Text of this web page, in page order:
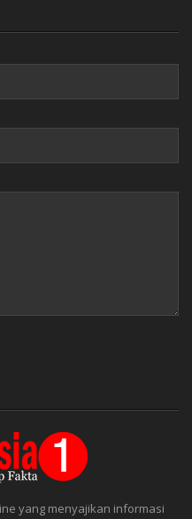
yang menyajikan informasi